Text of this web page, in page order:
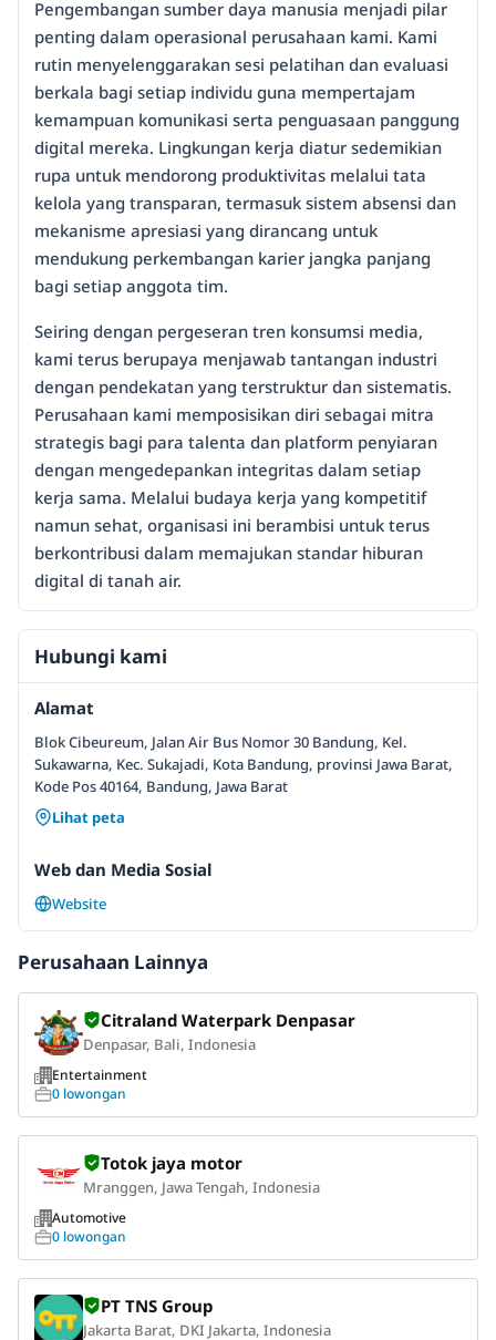
Pengembangan sumber daya manusia menjadi pilar
penting dalam operasional perusahaan kami. Kami
rutin menyelenggarakan sesi pelatihan dan evaluasi
berkala bagi setiap individu guna mempertajam
kemampuan komunikasi serta penguasaan panggung
digital mereka. Lingkungan kerja diatur sedemikian
rupa untuk mendorong produktivitas melalui tata
kelola yang transparan, termasuk sistem absensi dan
mekanisme apresiasi yang dirancang untuk
mendukung perkembangan karier jangka panjang
bagi setiap anggota tim.
Seiring dengan pergeseran tren konsumsi media,
kami terus berupaya menjawab tantangan industri
dengan pendekatan yang terstruktur dan sistematis.
Perusahaan kami memposisikan diri sebagai mitra
strategis bagi para talenta dan platform penyiaran
dengan mengedepankan integritas dalam setiap
kerja sama. Melalui budaya kerja yang kompetitif
namun sehat, organisasi ini berambisi untuk terus
berkontribusi dalam memajukan standar hiburan
digital di tanah air.
Hubungi kami
Alamat
Blok Cibeureum, Jalan Air Bus Nomor 30 Bandung, Kel.
Sukawarna, Kec. Sukajadi, Kota Bandung, provinsi Jawa Barat,
Kode Pos 40164, Bandung, Jawa Barat
Lihat peta
Web dan Media Sosial
Website
Perusahaan Lainnya
Citraland Waterpark Denpasar
Denpasar, Bali, Indonesia
Entertainment
0 lowongan
Totok jaya motor
Mranggen, Jawa Tengah, Indonesia
Automotive
0 lowongan
PT TNS Group
Jakarta Barat, DKI Jakarta, Indonesia